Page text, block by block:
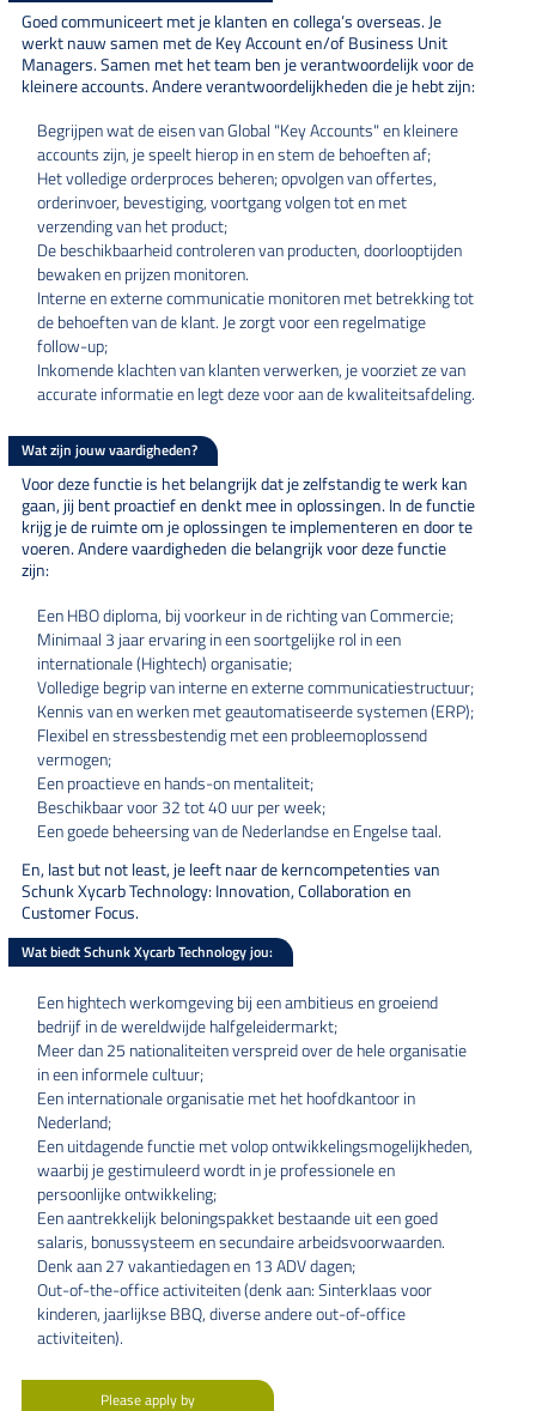
Goed communiceert met je klanten en collega’s overseas. Je
werkt nauw samen met de Key Account en/of Business Unit
Managers. Samen met het team ben je verantwoordelijk voor de
kleinere accounts. Andere verantwoordelijkheden die je hebt zijn:
Begrijpen wat de eisen van Global "Key Accounts" en kleinere
accounts zijn, je speelt hierop in en stem de behoeften af;
Het volledige orderproces beheren; opvolgen van offertes,
orderinvoer, bevestiging, voortgang volgen tot en met
verzending van het product;
De beschikbaarheid controleren van producten, doorlooptijden
bewaken en prijzen monitoren.
Interne en externe communicatie monitoren met betrekking tot
de behoeften van de klant. Je zorgt voor een regelmatige
follow-up;
Inkomende klachten van klanten verwerken, je voorziet ze van
accurate informatie en legt deze voor aan de kwaliteitsafdeling.
Wat zijn jouw vaardigheden?
Voor deze functie is het belangrijk dat je zelfstandig te werk kan
gaan, jij bent proactief en denkt mee in oplossingen. In de functie
krijg je de ruimte om je oplossingen te implementeren en door te
voeren. Andere vaardigheden die belangrijk voor deze functie
zijn:
Een HBO diploma, bij voorkeur in de richting van Commercie;
Minimaal 3 jaar ervaring in een soortgelijke rol in een
internationale (Hightech) organisatie;
Volledige begrip van interne en externe communicatiestructuur;
Kennis van en werken met geautomatiseerde systemen (ERP);
Flexibel en stressbestendig met een probleemoplossend
vermogen;
Een proactieve en hands-on mentaliteit;
Beschikbaar voor 32 tot 40 uur per week;
Een goede beheersing van de Nederlandse en Engelse taal.
En, last but not least, je leeft naar de kerncompetenties van
Schunk Xycarb Technology: Innovation, Collaboration en
Customer Focus.
Wat biedt Schunk Xycarb Technology jou:
Een hightech werkomgeving bij een ambitieus en groeiend
bedrijf in de wereldwijde halfgeleidermarkt;
Meer dan 25 nationaliteiten verspreid over de hele organisatie
in een informele cultuur;
Een internationale organisatie met het hoofdkantoor in
Nederland;
Een uitdagende functie met volop ontwikkelingsmogelijkheden,
waarbij je gestimuleerd wordt in je professionele en
persoonlijke ontwikkeling;
Een aantrekkelijk beloningspakket bestaande uit een goed
salaris, bonussysteem en secundaire arbeidsvoorwaarden.
Denk aan 27 vakantiedagen en 13 ADV dagen;
Out-of-the-office activiteiten (denk aan: Sinterklaas voor
kinderen, jaarlijkse BBQ, diverse andere out-of-office
activiteiten).
Please apply by